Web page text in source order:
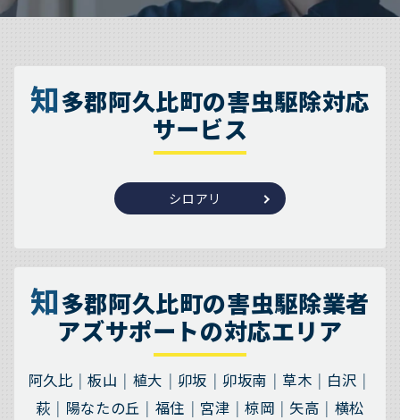
知多郡阿久比町の害虫駆除対応
サービス
シロアリ
知多郡阿久比町の害虫駆除業者
アズサポートの対応エリア
阿久比 板山 植大 卯坂 卯坂南 草木
白沢
萩
陽なたの丘 福住 宮津 椋岡 矢高 横松